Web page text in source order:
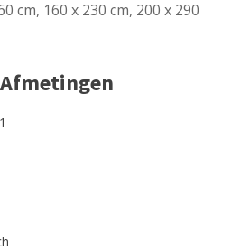
cm, 160 x 230 cm, 200 x 290